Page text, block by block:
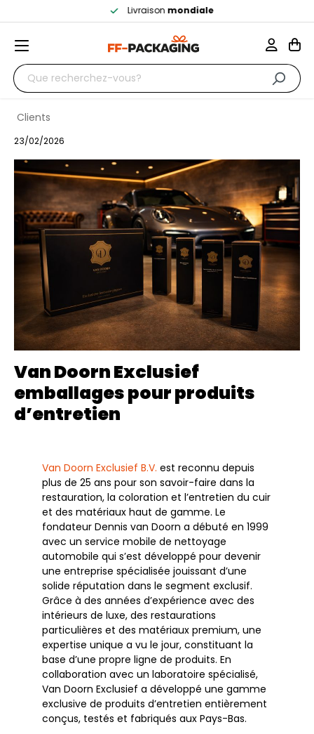
Livraisonmondiale
Clients
23/02/2026
Van Doorn Exclusief
emballages pour produits
d’entretien
Van Doorn Exclusief B.V. est reconnu depuis
plus de 25 ans pour son savoir-faire dans la
restauration, la coloration et l’entretien du cuir
et des matériaux haut de gamme. Le
fondateur Dennis van Doorn a débuté en 1999
avec un service mobile de nettoyage
automobile qui s’est développé pour devenir
une entreprise spécialisée jouissant d’une
solide réputation dans le segment exclusif.
Grâce à des années d’expérience avec des
intérieurs de luxe, des restaurations
particulières et des matériaux premium, une
expertise unique a vu le jour, constituant la
base d’une propre ligne de produits. En
collaboration avec un laboratoire spécialisé,
Van Doorn Exclusief a développé une gamme
exclusive de produits d’entretien entièrement
conçus, testés et fabriqués aux Pays-Bas.